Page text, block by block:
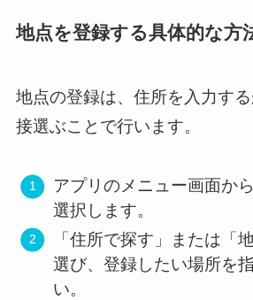
地点を登録する具体的な方
地点の登録は、住所を入力す
接選ぶことで行います。
アプリのメニュー画面か
選択します。
「住所で探す」または「
選び、登録したい場所を
い。